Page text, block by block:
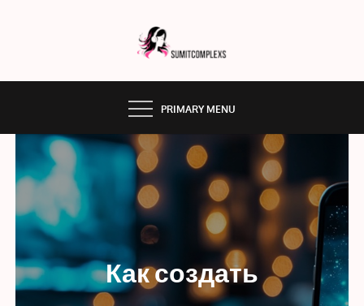
SUMMITCOMPLEX.COM
PRIMARY MENU
Как создать